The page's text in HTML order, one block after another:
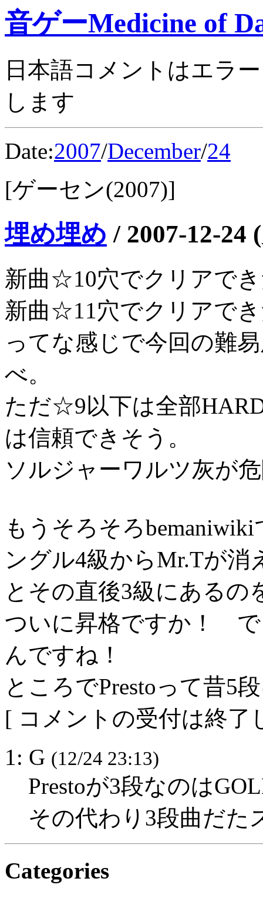
音ゲーMedicine of
日本語コメントはエラ
します
Date:2007/December/24
[ゲーセン(2007)]
埋め埋め / 2007-12-24
新曲☆10穴でクリアで
新曲☆11穴でクリアで
ってな感じで今回の難
べ。
ただ☆9以下は全部
は信頼できそう。
ソルジャーワルツ灰が
もうそろそろ
ングル4級からMr.Tが消
とその直後3級にあるの
ついに昇格ですか！
んですね！
ところでPrestoって昔5
[ コメントの受付は終了
1: G (12/24 23:13)
Prestoが3段なのは
その代わり3段曲だた
Categories